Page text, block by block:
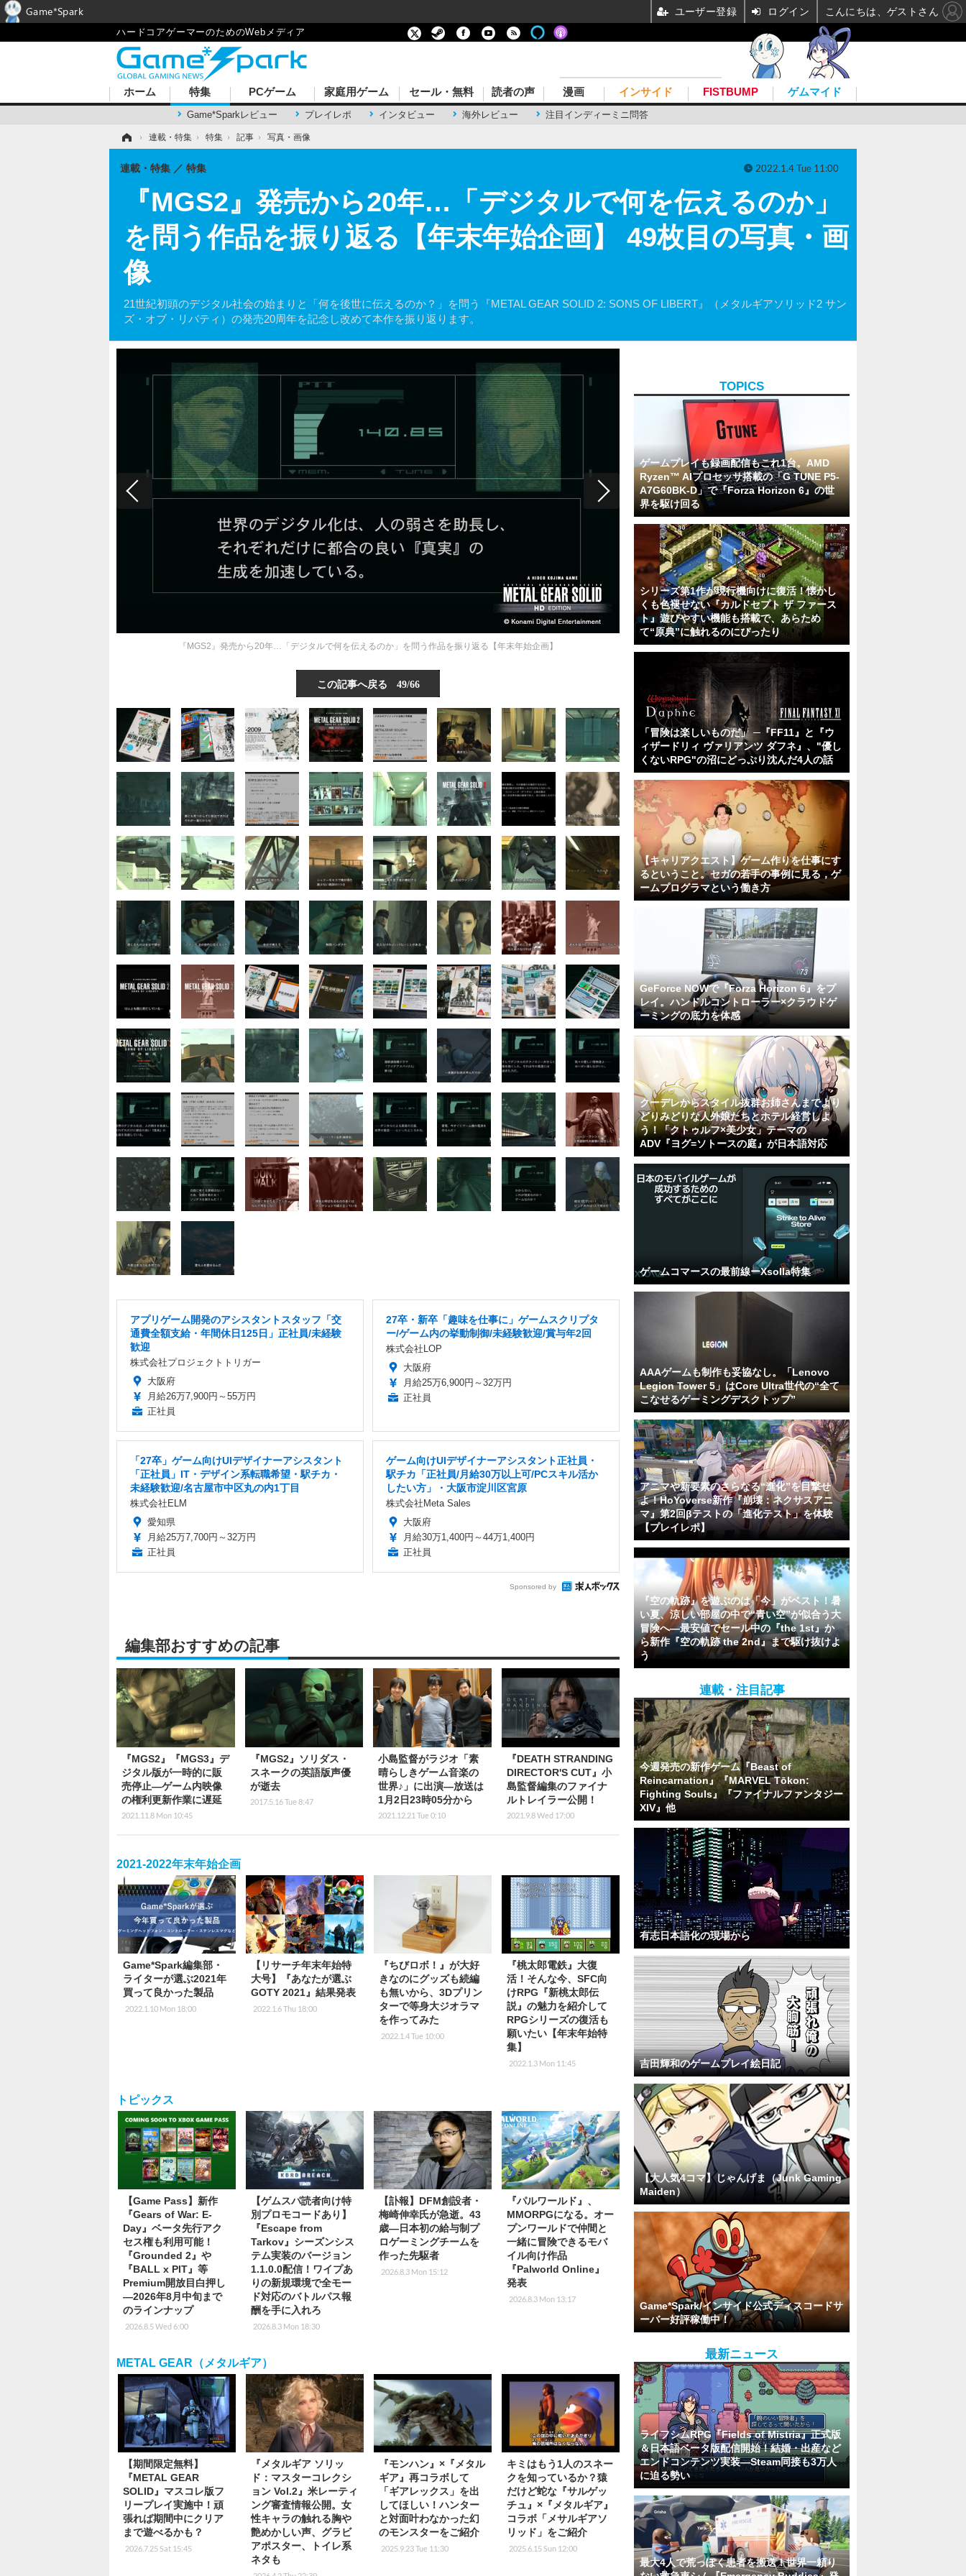
ハードコアゲーマーのためのWebメディア
ホーム 特集
Game*Sparkレビュー プレイレポ インタビュー 海外レビュー 注目インディーミニ問答
PCゲーム 家庭用ゲーム セール・無料 読者の声 漫画 インサイド FISTBUMP ゲムマイド
› 連載・特集 › 特集 › 記事 › 写真・画像
『MGS2』発売から20年…「デジタルで何を伝えるのか」
を問う作品を振り返る【年末年始企画】 49枚目の写真・画
像
21世紀初頭のデジタル社会の始まりと「何を後世に伝えるのか？」を問う『METAL GEAR SOLID 2: SONS OF LIBERT』（メタルギアソリッド2 サン
ズ・オブ・リバティ）の発売20周年を記念し改めて本作を振り返ります。
連載・特集 特集 2022.1.4 Tue 11:00
『MGS2』発売から20年…「デジタルで何を伝えるのか」を問う作品を振り返る【年末年始企画】
この記事へ戻る 49/66
アプリゲーム開発のアシスタントスタッフ「交
通費全額支給・年間休日125日」正社員/未経験
歓迎
株式会社プロジェクトトリガー
大阪府
月給26万7,900円～55万円
正社員
27卒・新卒「趣味を仕事に」ゲームスクリプタ
ー/ゲーム内の挙動制御/未経験歓迎/賞与年2回
株式会社LOP
大阪府
月給25万6,900円～32万円
正社員
「27卒」ゲーム向けUIデザイナーアシスタント
「正社員」IT・デザイン系転職希望・駅チカ・
未経験歓迎/名古屋市中区丸の内1丁目
株式会社ELM
愛知県
月給25万7,700円～32万円
正社員
ゲーム向けUIデザイナーアシスタント正社員・
駅チカ「正社員/月給30万以上可/PCスキル活か
したい方」・大阪市淀川区宮原
株式会社Meta Sales
大阪府
月給30万1,400円～44万1,400円
正社員
Sponsored by
編集部おすすめの記事
『MGS2』『MGS3』デ
ジタル版が一時的に販
売停止―ゲーム内映像
の権利更新作業に遅延
2021.11.8 Mon 10:45
『MGS2』ソリダス・
スネークの英語版声優
が逝去
2017.5.16 Tue 8:47
小島監督がラジオ「素
晴らしきゲーム音楽の
世界♪」に出演―放送は
1月2日23時05分から
2021.12.21 Tue 0:10
『DEATH STRANDING
DIRECTOR'S CUT』小
島監督編集のファイナ
ルトレイラー公開！
2021.9.8 Wed 17:00
2021-2022年末年始企画
Game*Spark編集部・
ライターが選ぶ2021年
買って良かった製品
2022.1.10 Mon 18:00
【リサーチ年末年始特
大号】『あなたが選ぶ
GOTY 2021』結果発表
2022.1.6 Thu 18:00
『ちびロボ！』が大好
きなのにグッズも続編
も無いから、3Dプリン
ターで等身大ジオラマ
を作ってみた
2022.1.4 Tue 10:00
『桃太郎電鉄』大復
活！そんな今、SFC向
けRPG『新桃太郎伝
説』の魅力を紹介して
RPGシリーズの復活も
願いたい【年末年始特
集】
2022.1.3 Mon 11:45
トピックス
【Game Pass】新作
『Gears of War: E-
Day』ベータ先行アク
セス権も利用可能！
『Grounded 2』や
『BALL x PIT』等
Premium開放目白押し
―2026年8月中旬まで
のラインナップ
2026.8.5 Wed 6:00
【ゲムスパ読者向け特
別プロモコードあり】
『Escape from
Tarkov』シーズンシス
テム実装のバージョン
1.1.0.0配信！ワイプあ
りの新規環境で全モー
ド対応のバトルパス報
酬を手に入れろ
2026.8.3 Mon 18:30
【訃報】DFM創設者・
梅崎伸幸氏が急逝。43
歳―日本初の給与制プ
ロゲーミングチームを
作った先駆者
2026.8.3 Mon 15:12
『パルワールド』、
MMORPGになる。オー
プンワールドで仲間と
一緒に冒険できるモバ
イル向け作品
『Palworld Online』
発表
2026.8.3 Mon 13:17
METAL GEAR（メタルギア）
【期間限定無料】
『METAL GEAR
SOLID』マスコレ版フ
リープレイ実施中！頑
張れば期間中にクリア
まで遊べるかも？
2026.7.25 Sat 15:45
『メタルギア ソリッ
ド：マスターコレクシ
ョン Vol.2』米レーティ
ング審査情報公開。女
性キャラの触れる胸や
艶めかしい声、グラビ
アポスター、トイレ系
ネタも
『モンハン』×『メタル
ギア』再コラボして
「ギアレックス」を出
してほしい！ハンター
と対面叶わなかった幻
のモンスターをご紹介
2025.9.23 Tue 11:30
キミはもう1人のスネー
クを知っているか？猿
だけど蛇な『サルゲッ
チュ』×『メタルギア』
コラボ「メサルギアソ
リッド」をご紹介
2025.6.15 Sun 12:00
TOPICS
ゲームプレイも録画配信もこれ1台。AMD
Ryzen™ AIプロセッサ搭載の「G TUNE P5-
A7G60BK-D」で『Forza Horizon 6』の世
界を駆け回る
シリーズ第1作が現行機向けに復活！懐かし
くも色褪せない『カルドセプト ザ ファース
ト』遊びやすい機能も搭載で、あらため
て“原典”に触れるのにぴったり
「冒険は楽しいものだ」 ─『FF11』と『ウ
ィザードリィ ヴァリアンツ ダフネ』、"優し
くないRPG"の沼にどっぷり沈んだ4人の話
【キャリアクエスト】ゲーム作りを仕事にす
るということ。セガの若手の事例に見る，ゲ
ームプログラマという働き方
GeForce NOWで『Forza Horizon 6』をプ
レイ。ハンドルコントローラー×クラウドゲ
ーミングの底力を体感
クーデレからスタイル抜群お姉さんまでより
どりみどりな人外娘たちとホテル経営しよ
う！「クトゥルフ×美少女」テーマの
ADV『ヨグ=ソトースの庭』が日本語対応
ゲームコマースの最前線ーXsolla特集
AAAゲームも制作も妥協なし。「Lenovo
Legion Tower 5」はCore Ultra世代の“全て
こなせるゲーミングデスクトップ”
アニマや新要素のさらなる“進化”を目撃せ
よ！HoYoverse新作『崩壊：ネクサスアニ
マ』第2回βテストの「進化テスト」を体験
【プレイレポ】
『空の軌跡』を遊ぶのは「今」がベスト！暑
い夏、涼しい部屋の中で“青い空”が似合う大
冒険へ―最安値でセール中の『the 1st』か
ら新作『空の軌跡 the 2nd』まで駆け抜けよ
う
連載・注目記事
今週発売の新作ゲーム『Beast of
Reincarnation』『MARVEL Tōkon:
Fighting Souls』『ファイナルファンタジー
XIV』他
有志日本語化の現場から
吉田輝和のゲームプレイ絵日記
【大人気4コマ】じゃんげま（Junk Gaming
Maiden）
Game*Spark/インサイド公式ディスコードサ
ーバー好評稼働中！
最新ニュース
ライフシムRPG『Fields of Mistria』正式版
＆日本語ベータ版配信開始！結婚・出産など
エンドコンテンツ実装―Steam同接も3万人
に迫る勢い
最大4人で荒っぽく患者を搬送！世界一頼り
Game*Spark ユーザー登録 ログイン こんにちは、ゲストさん